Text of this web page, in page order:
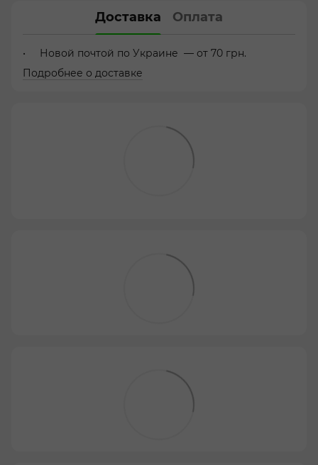
Доставка Оплата
Новой почтой по Украине — от 70 грн.
Подробнее о доставке